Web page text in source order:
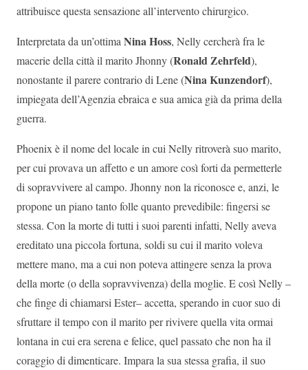
attribuisce questa sensazione all’intervento chirurgico.
Interpretata da un’ottimaNina Hoss, Nelly cercherà fra le
macerie della città il marito Jhonny (Ronald Zehrfeld),
nonostante il parere contrario di Lene (Nina Kunzendorf),
impiegata dell’Agenzia ebraica e sua amica già da prima della
guerra.
Phoenix è il nome del locale in cui Nelly ritroverà suo marito,
per cui provava un affetto e un amore così forti da permetterle
di sopravvivere al campo. Jhonny non la riconosce e, anzi, le
propone un piano tanto folle quanto prevedibile: fingersi se
stessa. Con la morte di tutti i suoi parenti infatti, Nelly aveva
ereditato una piccola fortuna, soldi su cui il marito voleva
mettere mano, ma a cui non poteva attingere senza la prova
della morte (o della sopravvivenza) della moglie. E così Nelly –
che finge di chiamarsi Ester– accetta, sperando in cuor suo di
sfruttare il tempo con il marito per rivivere quella vita ormai
lontana in cui era serena e felice, quel passato che non ha il
coraggio di dimenticare. Impara la sua stessa grafia, il suo